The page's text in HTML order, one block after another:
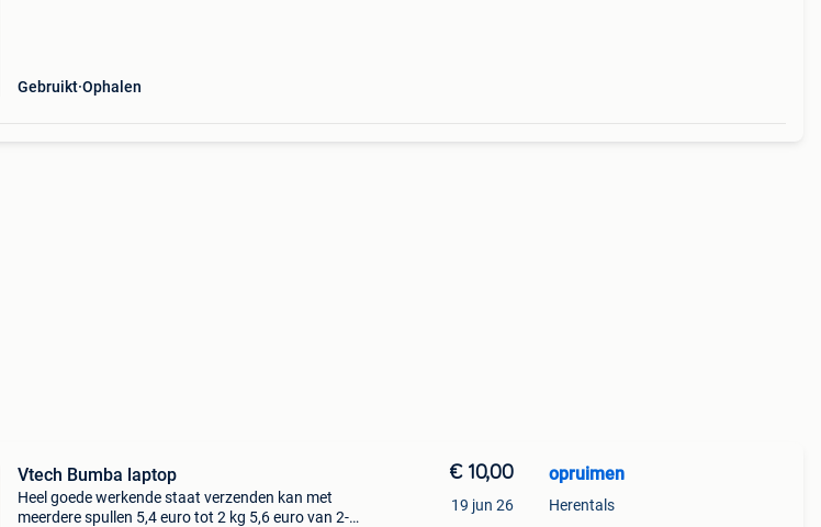
Gebruikt Ophalen
Vtech Bumba laptop
Heel goede werkende staat verzenden kan met
meerdere spullen 5,4 euro tot 2 kg 5,6 euro van 2-5
€ 10,00
19 jun 26
opruimen
Herentals